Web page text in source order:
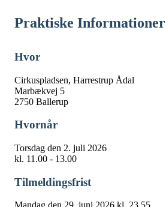
Praktiske Informationer
Hvor
Cirkuspladsen, Harrestrup Ådal
Marbækvej 5
2750 Ballerup
Hvornår
Torsdag den 2. juli 2026
kl. 11.00 - 13.00
Tilmeldingsfrist